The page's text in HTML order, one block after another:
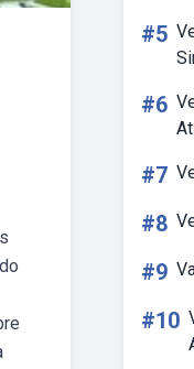
#5
#6
#7
#8
#9
#10